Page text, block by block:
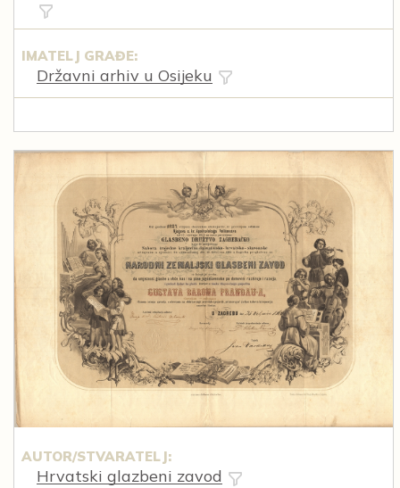
IMATELJ GRAĐE:
Državni arhiv u Osijeku
AUTOR/STVARATELJ:
Hrvatski glazbeni zavod